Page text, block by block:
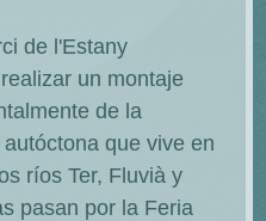
de l'Estany
un montaje
de la
que vive en
ríos Ter, Fluvià y
pasan por la Feria